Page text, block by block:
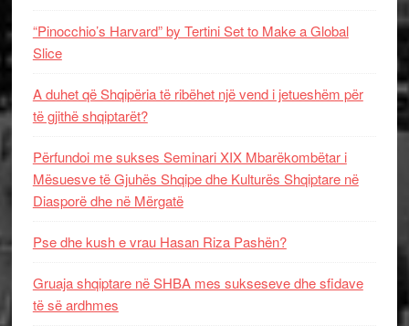
“Pinocchio’s Harvard” by Tertini Set to Make a Global
Slice
A duhet që Shqipëria të ribëhet një vend i jetueshëm për
të gjithë shqiptarët?
Përfundoi me sukses Seminari XIX Mbarëkombëtar i
Mësuesve të Gjuhës Shqipe dhe Kulturës Shqiptare në
Diasporë dhe në Mërgatë
Pse dhe kush e vrau Hasan Riza Pashën?
Gruaja shqiptare në SHBA mes sukseseve dhe sfidave
të së ardhmes